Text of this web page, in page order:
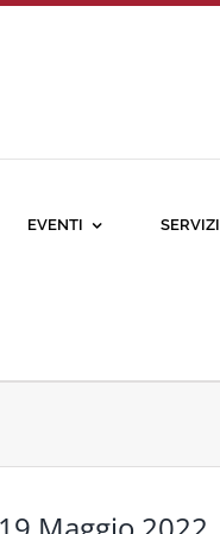
EVENTI SERVIZI